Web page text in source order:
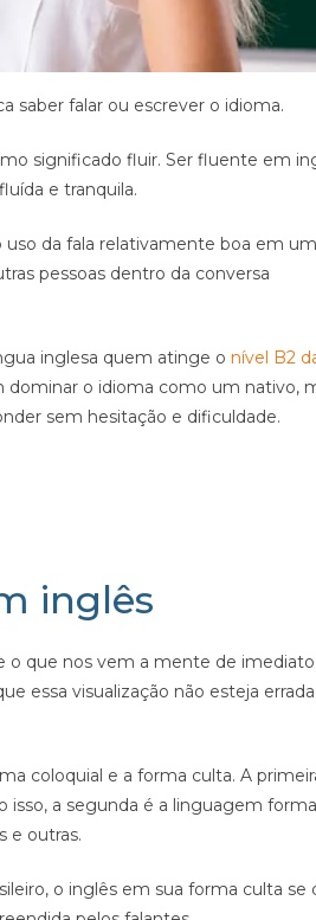
saber falar ou escrever o idioma.
significado fluir. Ser fluente em
e tranquila.
da fala relativamente boa em
pessoas dentro da conversa
inglesa quem atinge o nível B2
dominar o idioma como um nativo,
sem hesitação e dificuldade.
inglês
o que nos vem a mente de imediato
essa visualização não esteja
coloquial e a forma culta. A
isso, a segunda é a linguagem
e outras.
o inglês em sua forma culta se